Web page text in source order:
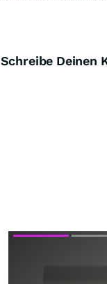
Schreibe Deinen